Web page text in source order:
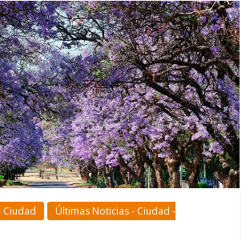
Ciudad
Últimas Noticias - Ciudad -